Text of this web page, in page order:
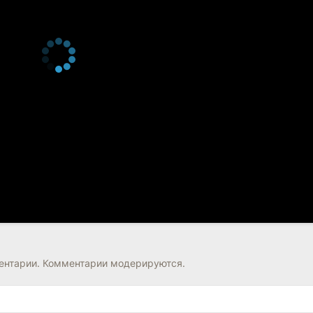
Комментарии модерируются.